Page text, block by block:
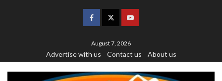
August 7, 2026
Advertise with us Contact us About us